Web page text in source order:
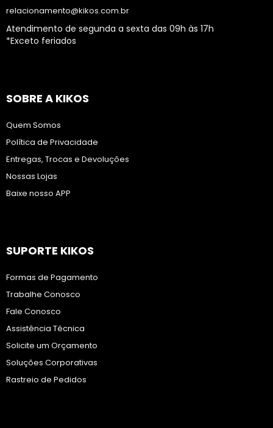
relacionamento@kikos.com.br
Atendimento de segunda a sexta das 09h às 17h
*Exceto feriados
SOBRE A KIKOS
Quem Somos
Política de Privacidade
Entregas, Trocas e Devoluções
Nossas Lojas
Baixe nosso APP
SUPORTE KIKOS
Formas de Pagamento
Trabalhe Conosco
Fale Conosco
Assistência Técnica
Solicite um Orçamento
Soluções Corporativas
Rastreio de Pedidos